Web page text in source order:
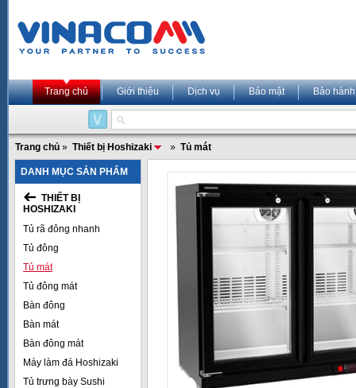
Trang chủ Giới thiệu Dịch vụ Bảo mật Bảo hành
Trang chủ » Thiết bị Hoshizaki » Tủ mát
DANH MỤC SẢN PHẨM
THIẾT BỊ
HOSHIZAKI
Tủ rã đông nhanh
Tủ đông
Tủ mát
Tủ đông mát
Bàn đông
Bàn mát
Bàn đông mát
Máy làm đá Hoshizaki
Tủ trưng bày Sushi